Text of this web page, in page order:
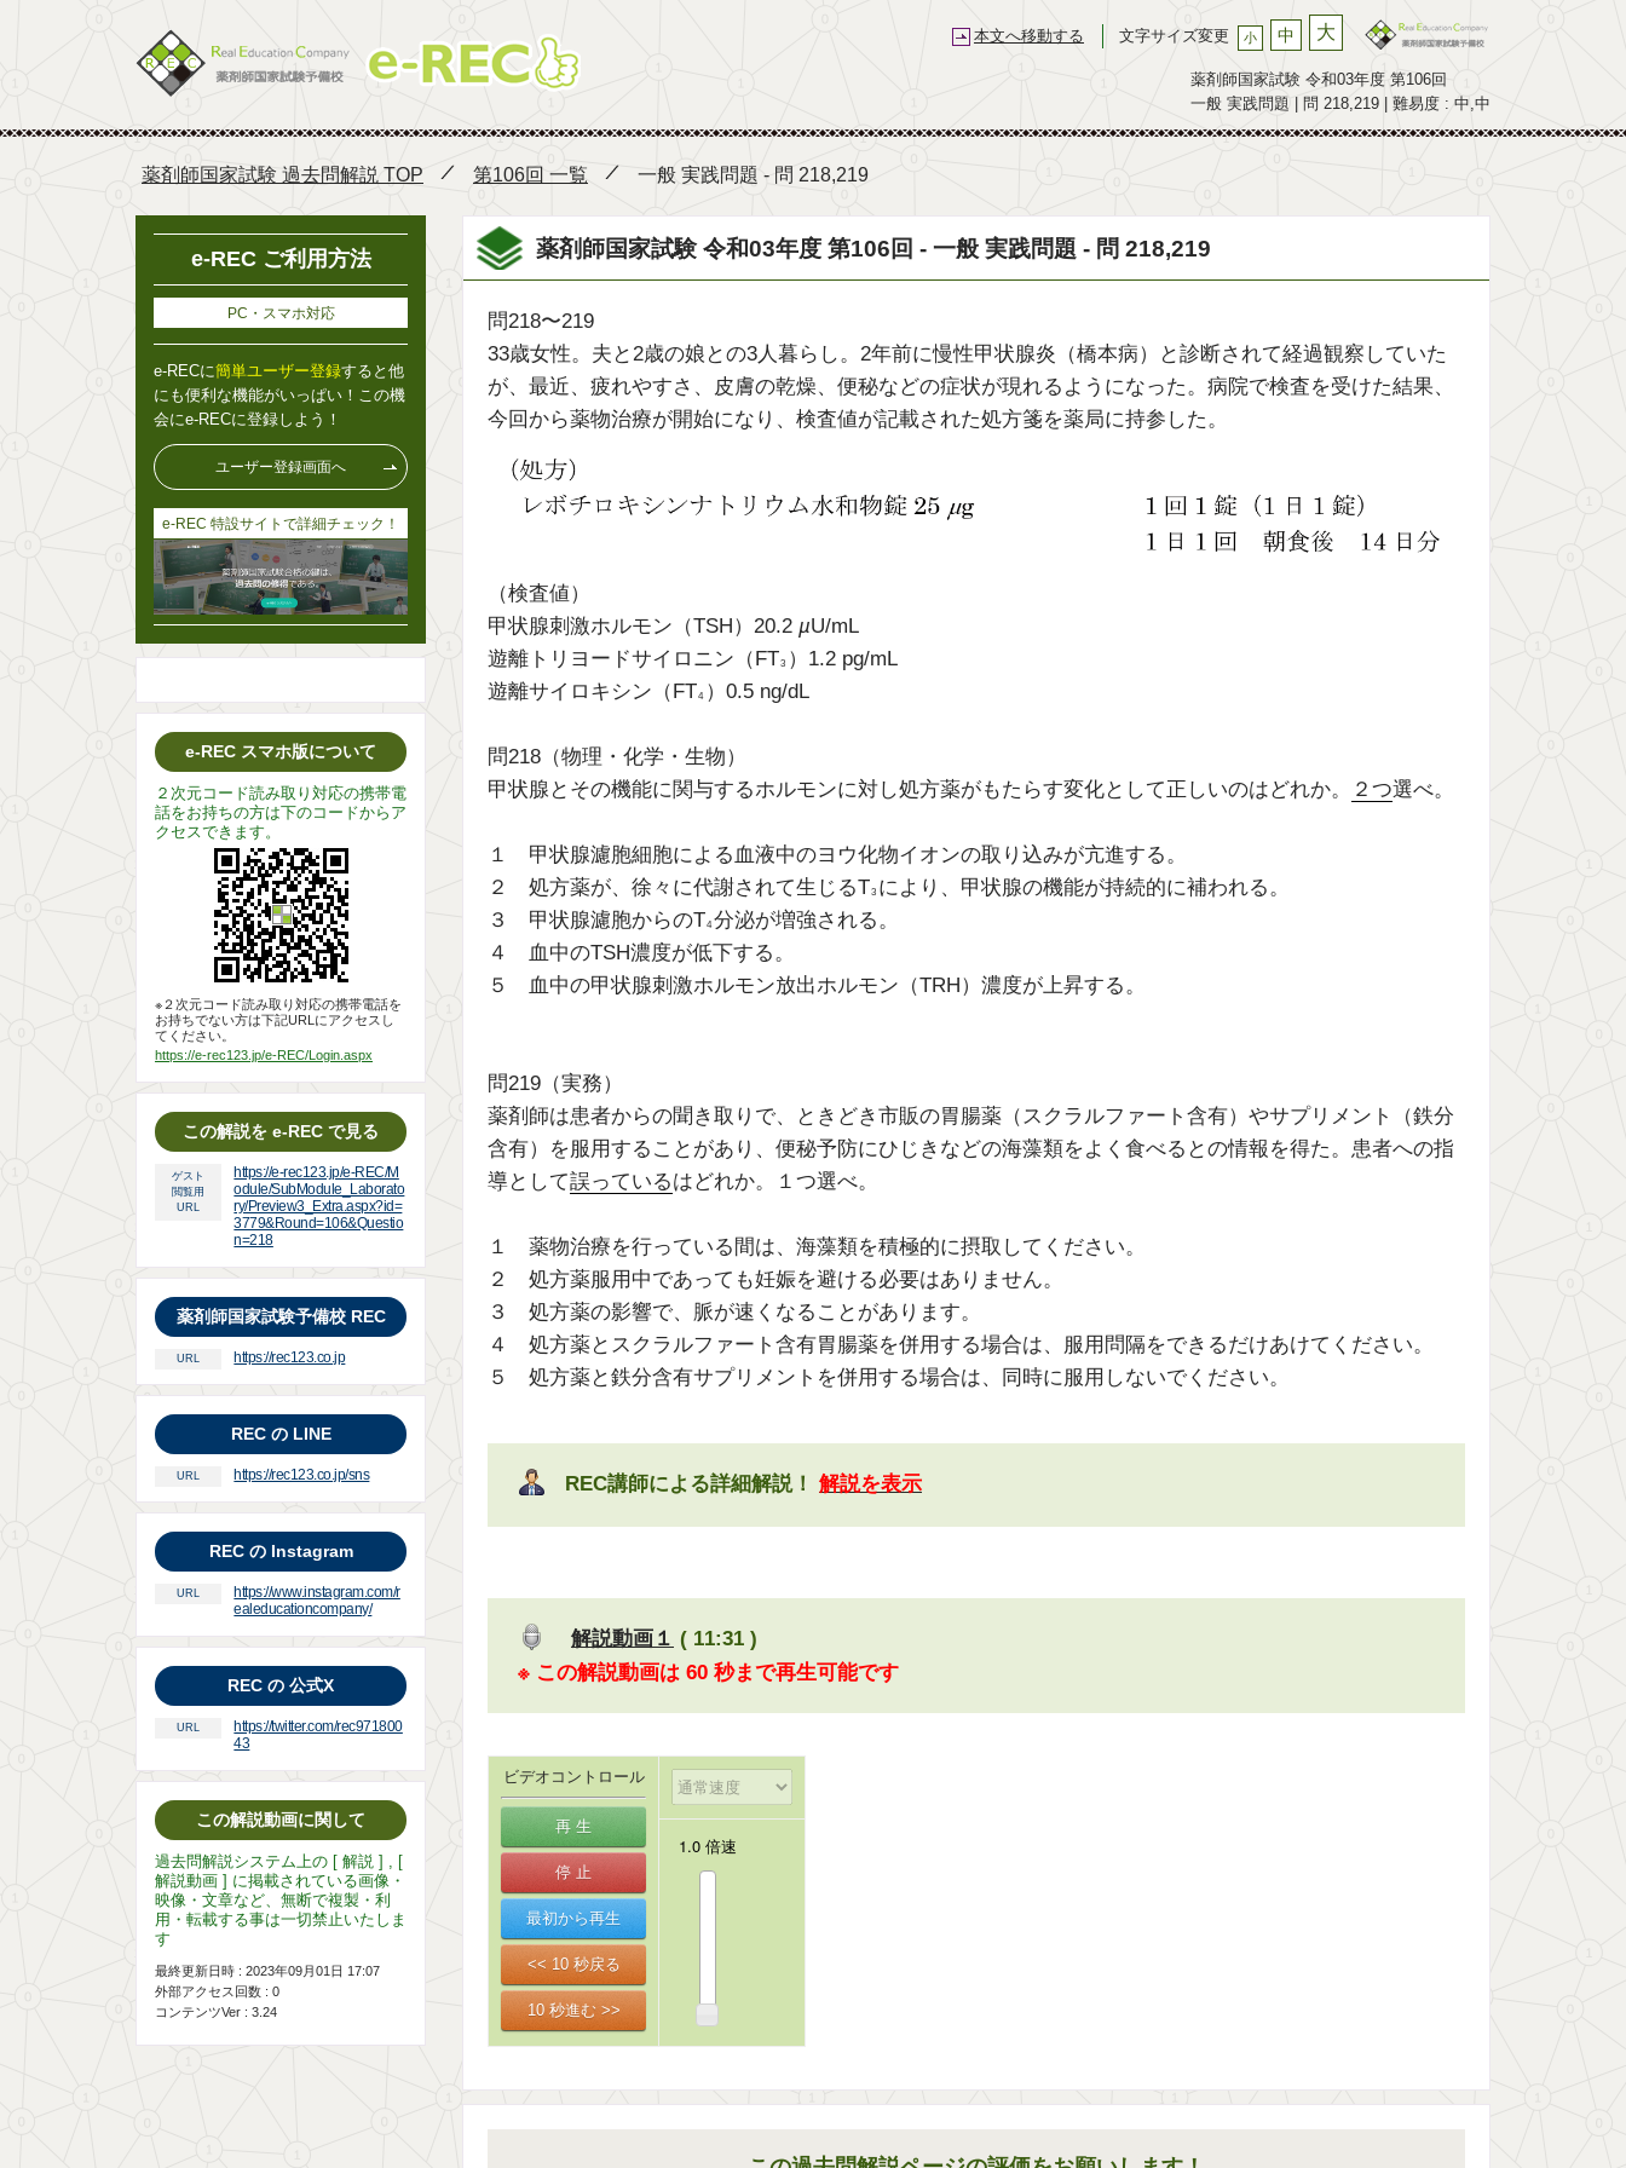
本文へ移動する 文字サイズ変更 小 中 大
薬剤師国家試験 令和03年度 第106回
一般 実践問題 | 問 218,219 | 難易度 : 中,中
薬剤師国家試験 過去問解説 TOP 第106回 一覧 一般 実践問題 - 問 218,219
薬剤師国家試験 令和03年度 第106回 - 一般 実践問題 - 問 218,219
問218〜219
33歳女性。夫と2歳の娘との3人暮らし。2年前に慢性甲状腺炎（橋本病）と診断されて経過観察していた
が、最近、疲れやすさ、皮膚の乾燥、便秘などの症状が現れるようになった。病院で検査を受けた結果、
今回から薬物治療が開始になり、検査値が記載された処方箋を薬局に持参した。
（検査値）
甲状腺刺激ホルモン（TSH）20.2 µU/mL
遊離トリヨードサイロニン（FT3 ）1.2 pg/mL
遊離サイロキシン（FT4 ）0.5 ng/dL
問218（物理・化学・生物）
甲状腺とその機能に関与するホルモンに対し処方薬がもたらす変化として正しいのはどれか。
２つ選べ。
１ 甲状腺濾胞細胞による血液中のヨウ化物イオンの取り込みが亢進する。
２ 処方薬が、徐々に代謝されて生じるT3 により、甲状腺の機能が持続的に補われる。
３ 甲状腺濾胞からのT4 分泌が増強される。
４ 血中のTSH濃度が低下する。
５ 血中の甲状腺刺激ホルモン放出ホルモン（TRH）濃度が上昇する。
問219（実務）
薬剤師は患者からの聞き取りで、ときどき市販の胃腸薬（スクラルファート含有）やサプリメント（鉄分
含有）を服用することがあり、便秘予防にひじきなどの海藻類をよく食べるとの情報を得た。患者への指
導として誤っているはどれか。１つ選べ。
１ 薬物治療を行っている間は、海藻類を積極的に摂取してください。
２ 処方薬服用中であっても妊娠を避ける必要はありません。
３ 処方薬の影響で、脈が速くなることがあります。
４ 処方薬とスクラルファート含有胃腸薬を併用する場合は、服用問隔をできるだけあけてください。
５ 処方薬と鉄分含有サプリメントを併用する場合は、同時に服用しないでください。
REC講師による詳細解説！ 解説を表示
解説動画１ ( 11:31 )
※ この解説動画は 60 秒まで再生可能です
ビデオコントロール
e-REC ご利用方法
PC・スマホ対応
e-RECに簡単ユーザー登録すると他
にも便利な機能がいっぱい！この機
会にe-RECに登録しよう！
ユーザー登録画面へ
e-REC 特設サイトで詳細チェック！
e-REC スマホ版について
２次元コード読み取り対応の携帯電
話をお持ちの方は下のコードからア
クセスできます。
※２次元コード読み取り対応の携帯電話を
お持ちでない方は下記URLにアクセスし
てください。
https://e-rec123.jp/e-REC/Login.aspx
この解説を e-REC で見る
ゲスト
閲覧用
URL
https://e-rec123.jp/e-REC/M
odule/SubModule_Laborato
ry/Preview3_Extra.aspx?id=
3779&Round=106&Questio
n=218
薬剤師国家試験予備校 REC
URL https://rec123.co.jp
REC の LINE
URL https://rec123.co.jp/sns
REC の Instagram
URL
https://www.instagram.com/r
ealeducationcompany/
REC の 公式X
URL
https://twitter.com/rec971800
43
この解説動画に関して
過去問解説システム上の [ 解説 ] , [
解説動画 ] に掲載されている画像・
映像・文章など、無断で複製・利
用・転載する事は一切禁止いたしま
す
最終更新日時 : 2023年09月01日 17:07
外部アクセス回数 : 0
コンテンツVer : 3.24